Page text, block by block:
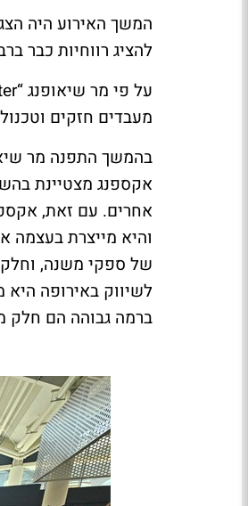
המשך האירוע היה
להציג רווחיות כבר
על פי מר שיאופנג“cars will be smarter and smarter and smarter”
מעבדים חזקים
בהמשך התפנה מר
אקספנג מצטיינת
אחרים. עם זאת,
והיא מייצרת בעצמה
של ספקי משנה,
לשיווק באירופה
ברמה גבוהה הם חלק